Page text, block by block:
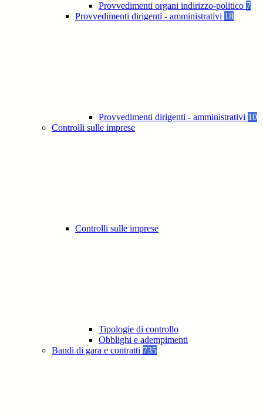
Provvedimenti organi indirizzo-politico 7
Provvedimenti dirigenti - amministrativi 18
Provvedimenti dirigenti - amministrativi 10
Controlli sulle imprese
Controlli sulle imprese
Tipologie di controllo
Obblighi e adempimenti
Bandi di gara e contratti 735